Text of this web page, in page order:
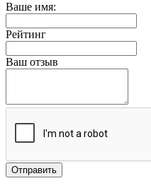
Ваше имя:
Рейтинг
Ваш отзыв
Отправить